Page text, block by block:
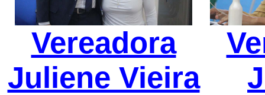
Vereadora
Juliene Vieira